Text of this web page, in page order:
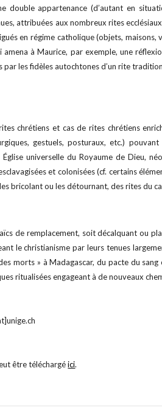
double appartenance (d’autant en
attribuées aux nombreux rites
en régime catholique (objets,
à Maurice, par exemple, une
les fidèles autochtones d’un rite
chrétiens et cas de rites chrétiens
gestuels, posturaux, etc.)
Église universelle du Royaume de Dieu,
et colonisées (cf. certains
bricolant ou les détournant, des rites du
de remplacement, soit décalquant ou
le christianisme par leurs tenues
morts » à Madagascar, du pacte du
ritualisées engageant à de nouveaux
être téléchargé ici.